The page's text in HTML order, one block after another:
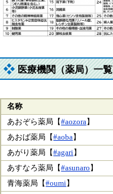
医療機関（薬局）一覧
名称
あおぞら薬局【#aozora】
あおば薬局【#aoba】
あがり薬局【#agari】
あすなろ薬局【#asunaro 】
青海薬局【#oumi】